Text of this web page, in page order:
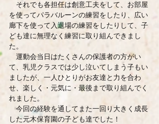
それでも各担任は創意工夫をして、お部屋
を使ってパラバルーンの練習をしたり、広い
廊下を使って入退場の練習をしたりして、子
ども達に無理なく練習に取り組んできまし
た。
運動会当日はたくさんの保護者の方がい
て、乳児クラスでは少し泣いてしまう子もい
ましたが、一人ひとりがお友達と力を合わ
せ、楽しく・元気に・最後まで取り組んでく
れました。
今回の経験を通してまた一回り大きく成長
した元木保育園の子ども達でした！